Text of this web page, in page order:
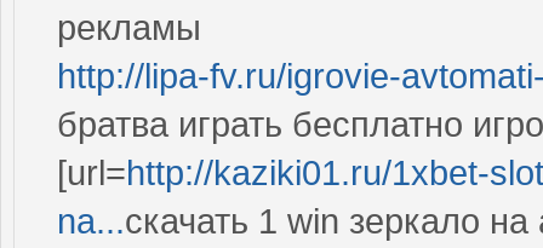
рекламы
http://lipa-fv.ru/igrovie-
братва играть бесплатно
[url=http://kaziki01.ru/1xbet-
na...скачать 1 win зеркало